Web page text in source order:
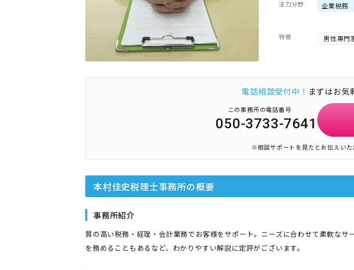
注力分野 企業税務
特徴 男性専門
電話相談受付中！ まずはお気
この事務所の電話番号
050-3733-7641
※相談サポートを見たとお伝えいた
本村佳史税理士事務所の概要
事務所紹介
質の高い税務・経理・会計業務でお客様をサポート。ニーズに合わせて柔軟な
を務めることもあるなど、わかりやすい解説に定評がございます。